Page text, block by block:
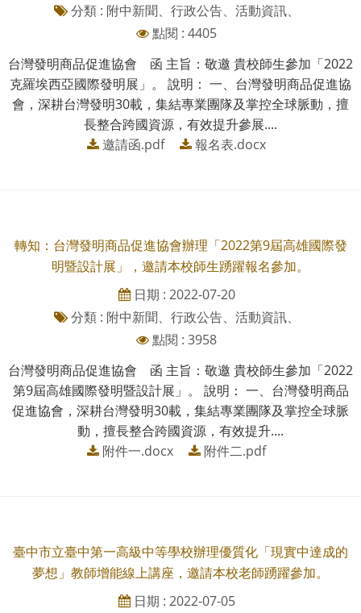
分類 : 附中新聞、行政公告、活動資訊、
點閱 : 4405
台灣發明商品促進協會 函 主旨：敬邀 貴校師生參加「2022
克羅埃西亞國際發明展」。 說明： 一、台灣發明商品促進協
會，深耕台灣發明30載，集結專業團隊及掌控全球脈動，擅
長整合跨國資源，有效提升參展....
邀請函.pdf
報名表.docx
轉知：台灣發明商品促進協會辦理「2022第9屆高雄國際發
明暨設計展」，邀請本校師生踴躍報名參加。
日期 : 2022-07-20
分類 : 附中新聞、行政公告、活動資訊、
點閱 : 3958
台灣發明商品促進協會 函 主旨：敬邀 貴校師生參加「2022
第9屆高雄國際發明暨設計展」。 說明： 一、台灣發明商品
促進協會，深耕台灣發明30載，集結專業團隊及掌控全球脈
動，擅長整合跨國資源，有效提升....
附件一.docx
附件二.pdf
臺中市立臺中第一高級中等學校辦理優質化「現實中達成的
夢想」教師增能線上講座，邀請本校老師踴躍參加。
日期 : 2022-07-05